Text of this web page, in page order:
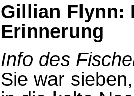
Gillian Flynn:
Erinnerung
Info des
Sie war